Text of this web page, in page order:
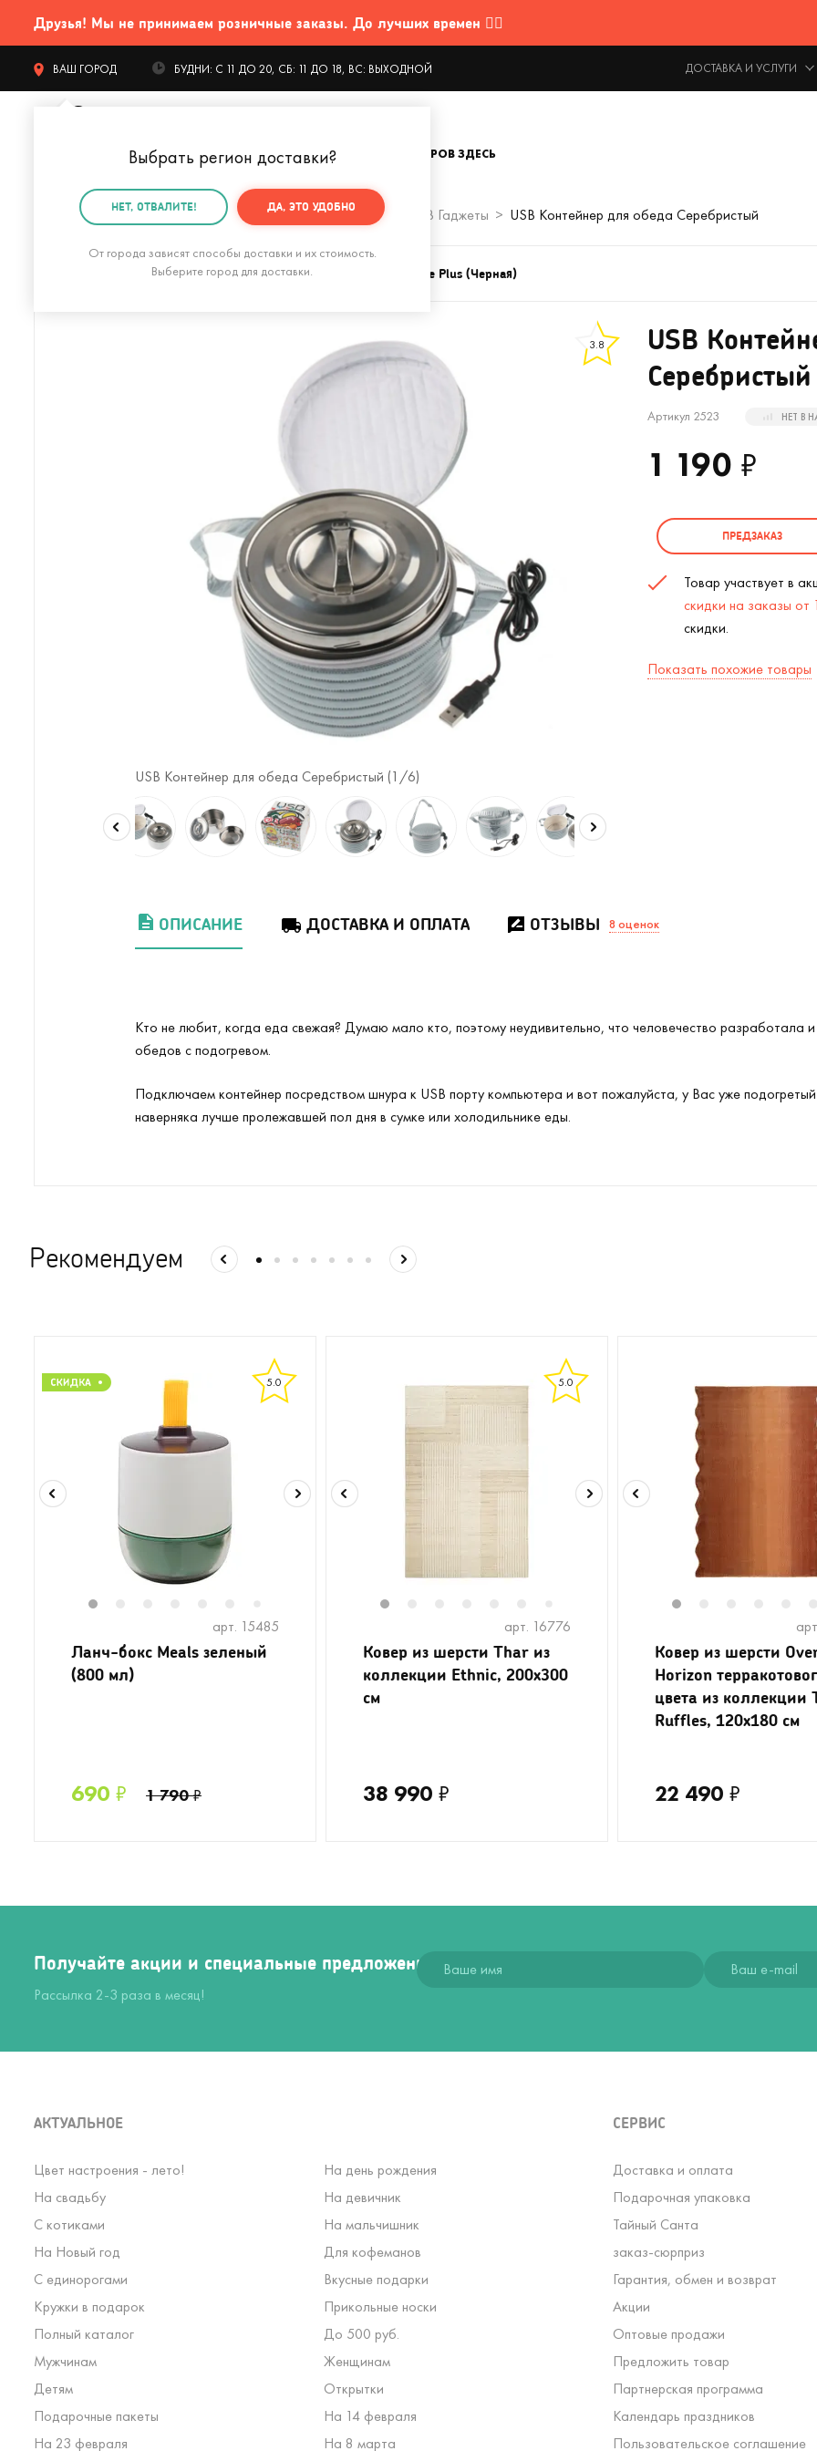
Друзья! Мы не принимаем розничные заказы. До лучших времен 🤷‍♂️
ВАШ ГОРОД
Выбрать регион доставки?
НЕТ, ОТВАЛИТЕ! ДА, ЭТО УДОБНО
От города зависят способы доставки и их стоимость.
Выберите город для доставки.
БУДНИ: С 11 ДО 20, СБ: 11 ДО 18, ВС: ВЫХОДНОЙ ДОСТАВКА И УСЛУГИ
КАТАЛОГ ТОВАРОВ ЗДЕСЬ
Главная Гаджеты и устройства Для компьютера USB Гаджеты USB Контейнер для обеда Серебристый
Кружка с подогревом и беспроводной зарядкой Dual Base Plus (Черная)
3.8
USB Контейнер для обеда Серебристый (1 /6)
USB
Серебристый
Артикул 2523 НЕТ В
1 190 ₽
ПРЕДЗАКАЗ
Товар участвует в
скидки на заказы
скидки.
Показать похожие товары
ОПИСАНИЕ ДОСТАВКА И ОПЛАТА ОТЗЫВЫ 8 оценок
Кто не любит, когда еда свежая? Думаю мало кто, поэтому неудивительно, что человечество разработала
обедов с подогревом.
Подключаем контейнер посредством шнура к USB порту компьютера и вот пожалуйста, у Вас уже
наверняка лучше пролежавшей пол дня в сумке или холодильнике еды.
Рекомендуем
5.0
11
арт. 15485
Ланч-бокс Meals зеленый
(800 мл)
690 ₽ 1 790₽
5.0
11
арт. 16776
Ковер из шерсти Thar из
коллекции Ethnic, 200x300
см
38 990 ₽
Ковер из шерсти
Horizon
цвета из коллекции
Ruffles, 120x180 см
22 490 ₽
Получайте акции и специальные предложения
Рассылка 2-3 раза в месяц!
АКТУАЛЬНОЕ
Цвет настроения - лето!
На день рождения
На свадьбу
На девичник
С котиками
На мальчишник
На Новый год
Для кофеманов
С единорогами
Вкусные подарки
Кружки в подарок
Прикольные носки
Полный каталог
До 500 руб.
Мужчинам
Женщинам
Детям
Открытки
Подарочные пакеты
На 14 февраля
На 23 февраля
На 8 марта
СЕРВИС
Доставка и оплата
Подарочная упаковка
Тайный Санта
заказ-сюрприз
Гарантия, обмен и возврат
Акции
Оптовые продажи
Предложить товар
Партнерская программа
Календарь праздников
Пользовательское соглашение